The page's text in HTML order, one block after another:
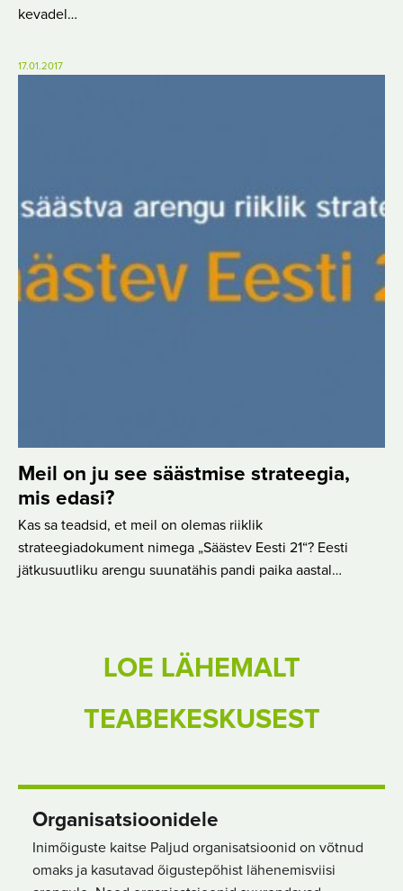
kevadel…
17.01.2017
Meil on ju see säästmise strateegia,
mis edasi?
Kas sa teadsid, et meil on olemas riiklik
strateegiadokument nimega „Säästev Eesti 21“? Eesti
jätkusuutliku arengu suunatähis pandi paika aastal…
LOE LÄHEMALT
TEABEKESKUSEST
Organisatsioonidele
Inimõiguste kaitse Paljud organisatsioonid on võtnud
omaks ja kasutavad õigustepõhist lähenemisviisi